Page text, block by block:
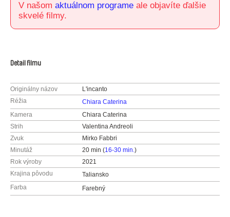
V našom aktuálnom programe ale objavíte ďalšie
skvelé filmy.
Detail filmu
Originálny názov
L'incanto
Réžia
Chiara Caterina
Kamera
Chiara Caterina
Strih
Valentina Andreoli
Zvuk
Mirko Fabbri
Minutáž
20 min (16-30 min.)
Rok výroby
2021
Krajina pôvodu
Taliansko
Farba
Farebný